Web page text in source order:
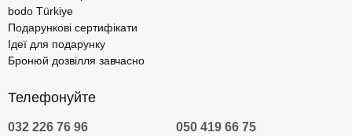
bodo Türkiye
Подарункові сертифікати
Ідеї для подарунку
Бронюй дозвілля завчасно
Телефонуйте
032 226 76 96
050 419 66 75